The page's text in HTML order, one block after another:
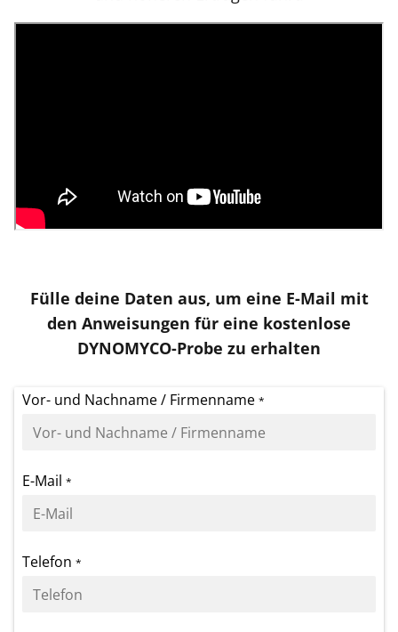
Fülle deine Daten aus, um eine E-Mail mit
den Anweisungen für eine kostenlose
DYNOMYCO-Probe zu erhalten
Vor- und Nachname / Firmenname *
E-Mail *
Telefon *